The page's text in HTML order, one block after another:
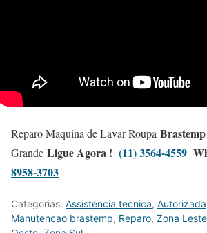
Reparo Maquina de Lavar Roupa Brastemp
Grande Ligue Agora ! (11) 3564-4559
8958-3703
Categorias: Assistencia tecnica, Autorizada
Manutencao brastemp, Reparo, Zona Leste